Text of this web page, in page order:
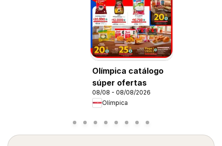
Olímpica catálogo
súper ofertas
08/08 - 08/08/2026
Olímpica